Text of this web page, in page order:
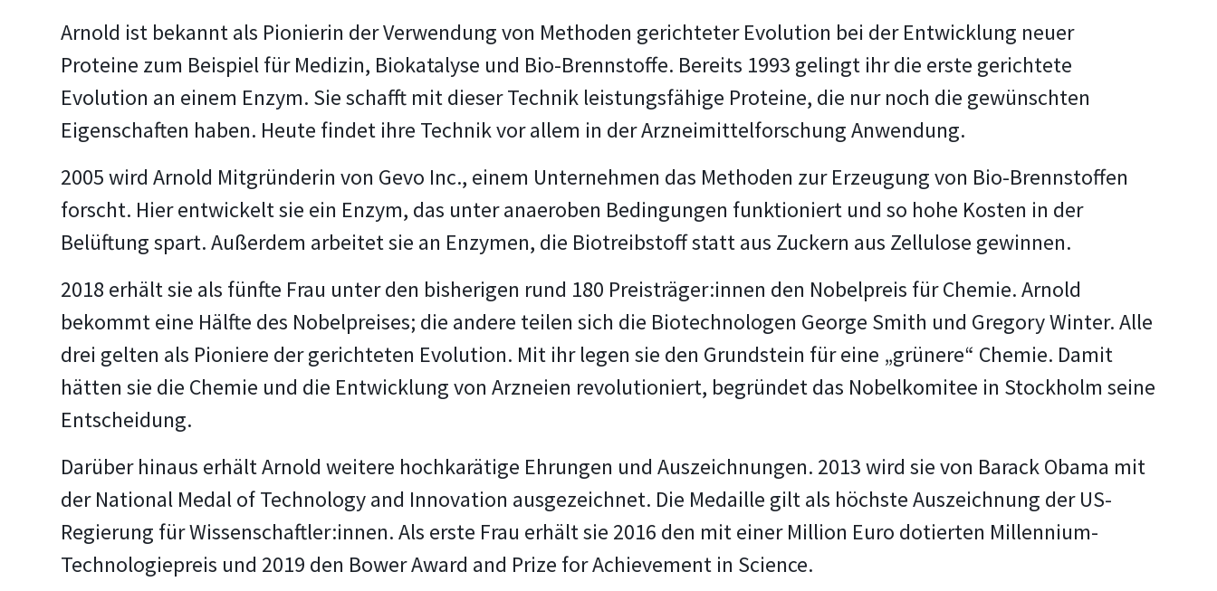
Arnold ist bekannt als Pionierin der Verwendung von Methoden gerichteter Evolution bei der Entwicklung neuer
Proteine zum Beispiel für Medizin, Biokatalyse und Bio-Brennstoffe. Bereits 1993 gelingt ihr die erste gerichtete
Evolution an einem Enzym. Sie schafft mit dieser Technik leistungsfähige Proteine, die nur noch die gewünschten
Eigenschaften haben. Heute findet ihre Technik vor allem in der Arzneimittelforschung Anwendung.
2005 wird Arnold Mitgründerin von Gevo Inc., einem Unternehmen das Methoden zur Erzeugung von Bio-Brennstoffen
forscht. Hier entwickelt sie ein Enzym, das unter anaeroben Bedingungen funktioniert und so hohe Kosten in der
Belüftung spart. Außerdem arbeitet sie an Enzymen, die Biotreibstoff statt aus Zuckern aus Zellulose gewinnen.
2018 erhält sie als fünfte Frau unter den bisherigen rund 180 Preisträger:innen den Nobelpreis für Chemie. Arnold
bekommt eine Hälfte des Nobelpreises; die andere teilen sich die Biotechnologen George Smith und Gregory Winter. Alle
drei gelten als Pioniere der gerichteten Evolution. Mit ihr legen sie den Grundstein für eine „grünere“ Chemie. Damit
hätten sie die Chemie und die Entwicklung von Arzneien revolutioniert, begründet das Nobelkomitee in Stockholm seine
Entscheidung.
Darüber hinaus erhält Arnold weitere hochkarätige Ehrungen und Auszeichnungen. 2013 wird sie von Barack Obama mit
der National Medal of Technology and Innovation ausgezeichnet. Die Medaille gilt als höchste Auszeichnung der US-
Regierung für Wissenschaftler:innen. Als erste Frau erhält sie 2016 den mit einer Million Euro dotierten Millennium-
Technologiepreis und 2019 den Bower Award and Prize for Achievement in Science.